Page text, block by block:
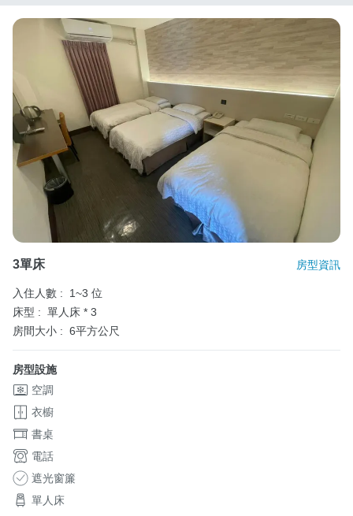
3單床 房型資訊
入住人數 :
1~3 位
床型 : 單人床 * 3
房間大小 : 6平方公尺
房型設施
空調
衣櫥
書桌
電話
遮光窗簾
單人床